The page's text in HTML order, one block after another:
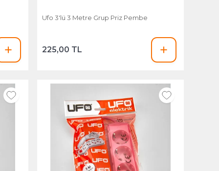
Ufo 3'lü 3 Metre Grup Priz Pembe
225,00 TL